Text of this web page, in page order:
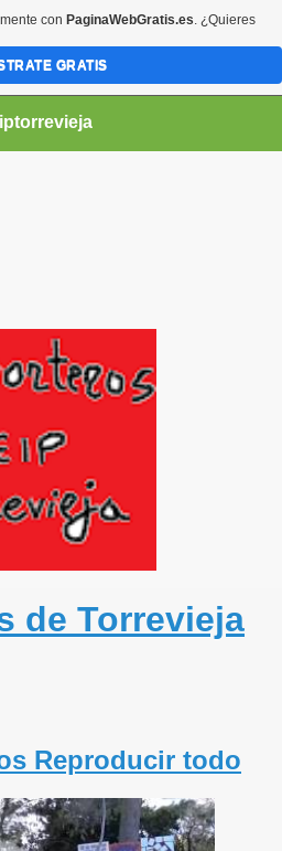
de Torrevieja
Reproducir todo
con PaginaWebGratis.es. ¿Quieres
GRATIS